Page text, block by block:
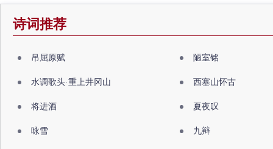
诗词推荐
吊屈原赋 陋室铭
水调歌头·重上井冈山 西塞山怀古
将进酒 夏夜叹
咏雪 九辩